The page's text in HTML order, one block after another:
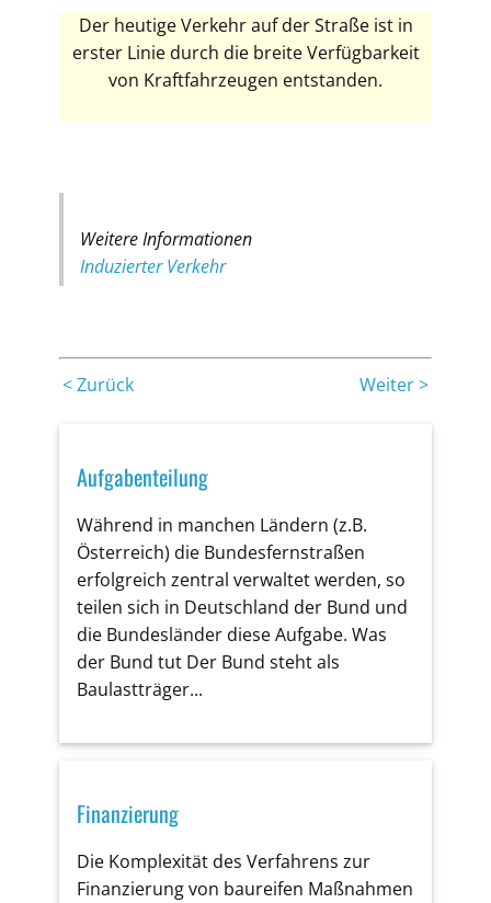
Der heutige Verkehr auf der Straße ist in
erster Linie durch die breite Verfügbarkeit
von Kraftfahrzeugen entstanden.
Weitere Informationen
Induzierter Verkehr
< Zurück Weiter >
Aufgabenteilung
Während in manchen Ländern (z.B.
Österreich) die Bundesfernstraßen
erfolgreich zentral verwaltet werden, so
teilen sich in Deutschland der Bund und
die Bundesländer diese Aufgabe. Was
der Bund tut Der Bund steht als
Baulastträger...
Finanzierung
Die Komplexität des Verfahrens zur
Finanzierung von baureifen Maßnahmen